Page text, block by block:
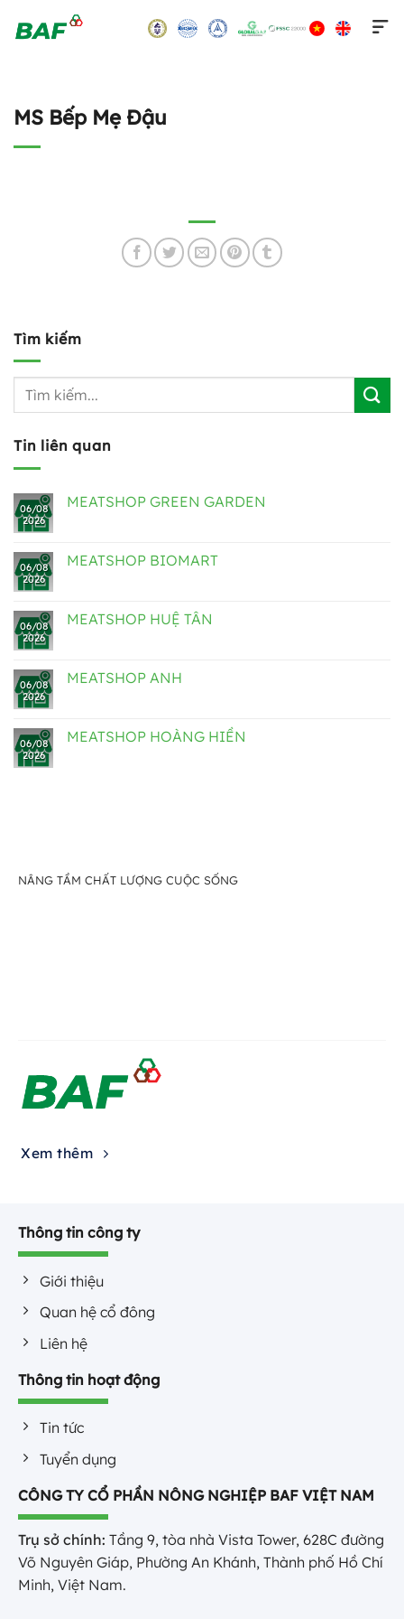
MS Bếp Mẹ Đậu
Tìm kiếm
Tin liên quan
06/08
2026
MEATSHOP GREEN GARDEN
06/08
2026
MEATSHOP BIOMART
06/08
2026
MEATSHOP HUỆ TÂN
06/08
2026
MEATSHOP ANH
06/08
2026
MEATSHOP HOÀNG HIỀN
NÂNG TẦM CHẤT LƯỢNG CUỘC SỐNG
Xem thêm
Thông tin công ty
Giới thiệu
Quan hệ cổ đông
Liên hệ
Thông tin hoạt động
Tin tức
Tuyển dụng
CÔNG TY CỔ PHẦN NÔNG NGHIỆP BAF VIỆT NAM
Trụ sở chính: Tầng 9, tòa nhà Vista Tower, 628C đường
Võ Nguyên Giáp, Phường An Khánh, Thành phố Hồ Chí
Minh, Việt Nam.